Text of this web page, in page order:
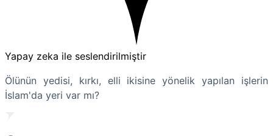
Yapay zeka ile seslendirilmiştir
Ölünün yedisi, kırkı, elli ikisine yönelik yapılan işlerin
İslam'da yeri var mı?